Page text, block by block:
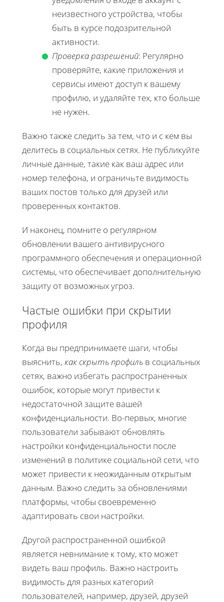
неизвестного устройства, чтобы
быть в курсе подозрительной
активности.
Проверка разрешений: Регулярно
проверяйте, какие приложения и
сервисы имеют доступ к вашему
профилю, и удаляйте тех, кто больше
не нужен.
Важно также следить за тем, что и с кем вы
делитесь в социальных сетях. Не публикуйте
личные данные, такие как ваш адрес или
номер телефона, и ограничьте видимость
ваших постов только для друзей или
проверенных контактов.
И наконец, помните о регулярном
обновлении вашего антивирусного
программного обеспечения и операционной
системы, что обеспечивает дополнительную
защиту от возможных угроз.
Частые ошибки при скрытии
профиля
Когда вы предпринимаете шаги, чтобы
выяснить, как скрыть профиль в социальных
сетях, важно избегать распространенных
ошибок, которые могут привести к
недостаточной защите вашей
конфиденциальности. Во-первых, многие
пользователи забывают обновлять
настройки конфиденциальности после
изменений в политике социальной сети, что
может привести к неожиданным открытым
данным. Важно следить за обновлениями
платформы, чтобы своевременно
адаптировать свои настройки.
Другой распространенной ошибкой
является невнимание к тому, кто может
видеть ваш профиль. Важно настроить
видимость для разных категорий
пользователей, например, друзей, друзей